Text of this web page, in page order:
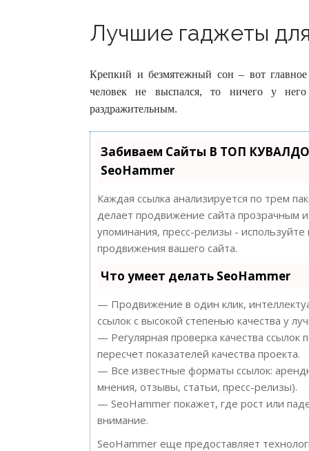
Лучшие гаджеты
Крепкий и безмятежный сон – вот
человек не выспался, то ничего у
раздражительным.
Забиваем Сайты В ТОП
SeoHammer
Каждая ссылка анализируется по трем
делает продвижение сайта прозрачным
упоминания, пресс-релизы -
продвижения вашего сайта.
Что умеет делать SeoHammer
— Продвижение в один клик,
ссылок с высокой степенью качества у
— Регулярная проверка качества
пересчет показателей качества проекта.
— Все известные форматы ссылок:
мнения, отзывы, статьи, пресс-релизы).
— SeoHammer покажет, где рост или
внимание.
SeoHammer еще предоставляет